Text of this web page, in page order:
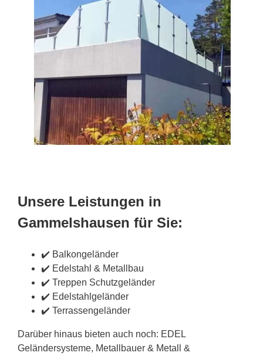
Unsere Leistungen in
Gammelshausen für Sie:
✔️ Balkongeländer
✔️ Edelstahl & Metallbau
✔️ Treppen Schutzgeländer
✔️ Edelstahlgeländer
✔️ Terrassengeländer
Darüber hinaus bieten auch noch: EDEL
Geländersysteme, Metallbauer & Metall &